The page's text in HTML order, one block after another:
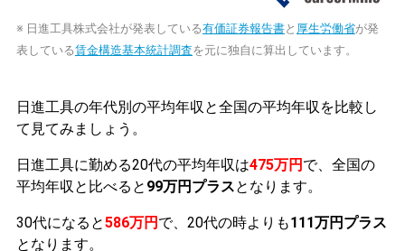
※ 日進工具株式会社が発表している有価証券報告書と 厚生労働省が発
表している賃金構造基本統計調査を元に独自に算出しています。
日進工具の年代別の平均年収と全国の平均年収を比較し
て見てみましょう。
日進工具に勤める20代の平均年収は475万円 で、全国の
平均年収と比べると 99万円プラスとなります。
30代になると586万円 で、20代の時よりも111万円プラス
となります。